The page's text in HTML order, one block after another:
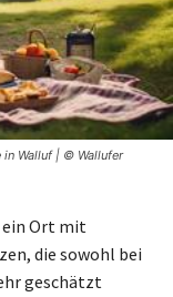
in Walluf | © Wallufer
ein Ort mit
die sowohl bei
geschätzt